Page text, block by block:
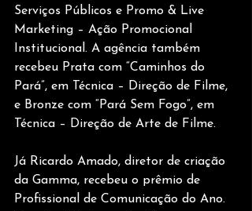
Serviços Públicos e Promo & Live
Marketing – Ação Promocional
Institucional. A agência também
recebeu Prata com “Caminhos do
Pará”, em Técnica – Direção de Filme,
e Bronze com “Pará Sem Fogo”, em
Técnica – Direção de Arte de Filme.
Já Ricardo Amado, diretor de criação
da Gamma, recebeu o prêmio de
Profissional de Comunicação do Ano.